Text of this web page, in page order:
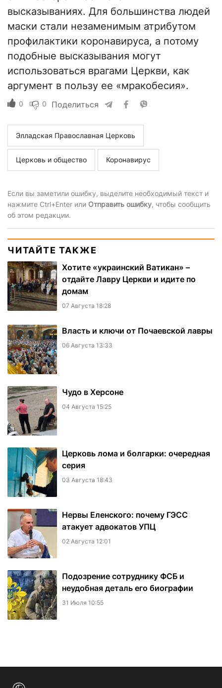
высказываниях. Для большинства людей
маски стали незаменимым атрибутом
профилактики коронавируса, а потому
подобные высказывания могут
использоваться врагами Церкви, как
аргумент в пользу ее «мракобесия».
0 0 Поделиться
Элладская Православная Церковь
Церковь и общество Коронавирус
Если вы заметили ошибку, выделите необходимый текст и
нажмите Ctrl+Enter или Отправить ошибку, чтобы сообщить
об этом редакции.
ЧИТАЙТЕ ТАКЖЕ
Хотите «украинский Ватикан» –
отдайте Лавру Церкви и идите по
домам
07 Августа 18:28
Власть и ключи от Почаевской лавры
06 Августа 13:33
Чудо в Херсоне
04 Августа 15:25
Церковь лома и болгарки: очередная
серия
03 Августа 18:43
Нервы Еленского: почему ГЭСС
атакует адвокатов УПЦ
02 Августа 12:01
Подозрение сотруднику ФСБ и
неудобная деталь его биографии
31 Июля 10:55